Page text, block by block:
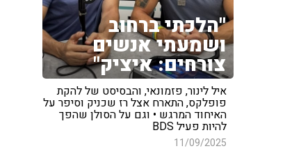
"הלכתי ברחוב
ושמעתי אנשים
צורחים: איציק"
איל לינור, פזמונאי, והבסיסט של להקת
פופלקס, התארח אצל רז שכניק וסיפר על
האיחוד המרגש • וגם על הסולן שהפך
להיות פעיל BDS
11/09/2025